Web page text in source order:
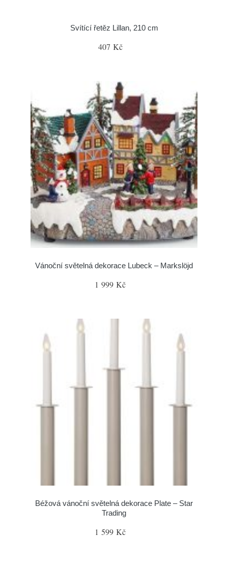
Svítící řetěz Lillan, 210 cm
407 Kč
Vánoční světelná dekorace Lubeck – Markslöjd
1 999 Kč
Béžová vánoční světelná dekorace Plate – Star
Trading
1 599 Kč